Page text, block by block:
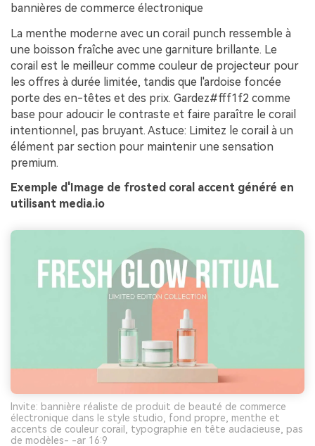
bannières de commerce électronique
La menthe moderne avec un corail punch ressemble à
une boisson fraîche avec une garniture brillante. Le
corail est le meilleur comme couleur de projecteur pour
les offres à durée limitée, tandis que l'ardoise foncée
porte des en-têtes et des prix. Gardez#fff1f2 comme
base pour adoucir le contraste et faire paraître le corail
intentionnel, pas bruyant. Astuce: Limitez le corail à un
élément par section pour maintenir une sensation
premium.
Exemple d'Image de frosted coral accent généré en
utilisant media.io
Invite: bannière réaliste de produit de beauté de commerce
électronique dans le style studio, fond propre, menthe et
accents de couleur corail, typographie en tête audacieuse, pas
de modèles- -ar 16:9